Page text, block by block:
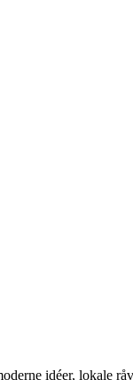
idéer, lokale